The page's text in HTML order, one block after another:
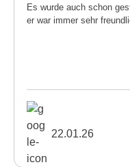
Es wurde auch schon
er war immer sehr
22.01.26